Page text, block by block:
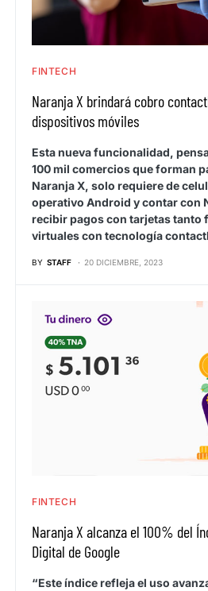
FINTECH
Naranja X brindará cobro
dispositivos móviles
Esta nueva funcionalidad,
100 mil comercios que forman
Naranja X, solo requiere de
operativo Android y contar con
recibir pagos con tarjetas tanto
virtuales con tecnología
BY STAFF 20 DICIEMBRE, 2023
FINTECH
Naranja X alcanza el 100% del
Digital de Google
“Este índice refleja el uso